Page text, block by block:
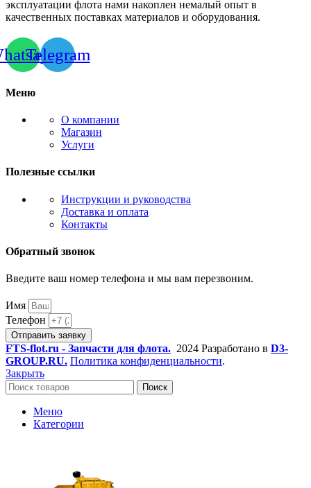
эксплуатации флота нами накоплен немалый опыт в
качественных поставках материалов и оборудования.
Telegram
Меню
О компании
Магазин
Услуги
Полезные ссылки
Инструкции и руководства
Доставка и оплата
Контакты
Обратный звонок
Введите ваш номер телефона и мы вам перезвоним.
Имя
Телефон
Отправить заявку
FTS-flot.ru - Запчасти для флота. 2024 Разработано в D3-
GROUP.RU. Политика конфиденциальности.
Закрыть
Поиск
Меню
Категории